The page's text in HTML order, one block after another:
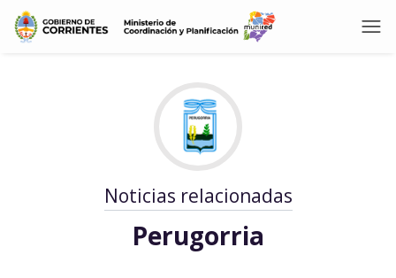
Noticias relacionadas
Perugorria